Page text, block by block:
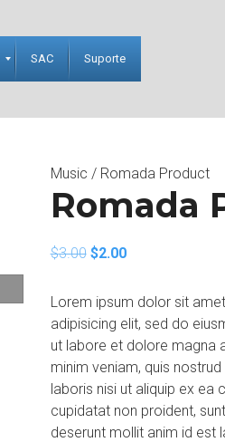
SAC Suporte
Music / Romada Product
Romada
$3.00 $2.00
Lorem ipsum dolor sit
adipisicing elit, sed do
ut labore et dolore magna
minim veniam, quis
laboris nisi ut aliquip ex
cupidatat non proident,
deserunt mollit anim id est